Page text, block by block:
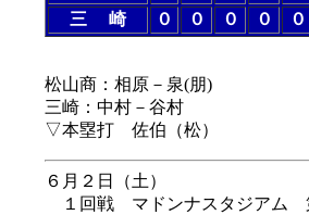
三 崎
０ ０ ０ ０ ０
松山商：相原－泉(朋)
三崎：中村－谷村
▽本塁打 佐伯（松）
６月２日（土）
１回戦 マドンナスタジアム